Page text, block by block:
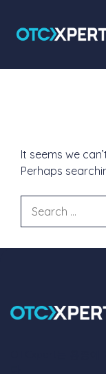
It seems we
Perhaps